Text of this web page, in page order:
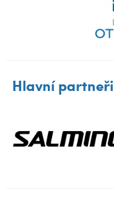
Hlavní partneři